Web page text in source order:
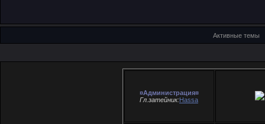
Активные темы
¤Администрация¤
Гл.затейник:Hassa